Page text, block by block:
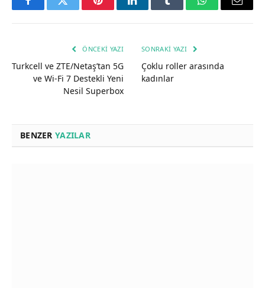
FacebookTwitter PinterestLinkedInTumblr WhatsAppEmail
ÖNCEKI YAZI
Turkcell ve ZTE/Netaş’tan 5G
ve Wi-Fi 7 Destekli Yeni
Nesil Superbox
SONRAKI YAZI
Çoklu roller arasında
kadınlar
BENZER YAZILAR